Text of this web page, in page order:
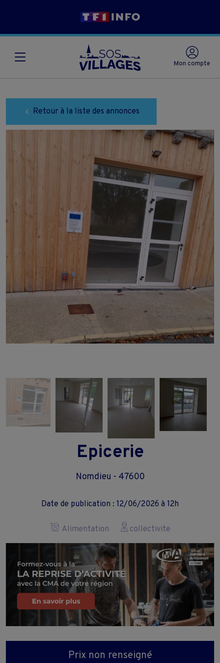
Mon compte
Retour à la liste des annonces
Epicerie
Nomdieu - 47600
Date de publication : 12/06/2026 à 12h
Alimentation collectivite
Prix non renseigné